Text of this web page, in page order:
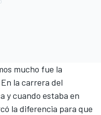
mucho fue la
la carrera del
y cuando estaba en
la diferencia para que